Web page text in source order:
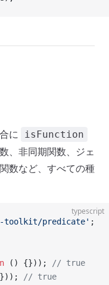
に isFunction
、非同期関数、ジェ
数など、すべての種
typescript
toolkit/predicate' ;
() {}));
// true
// true